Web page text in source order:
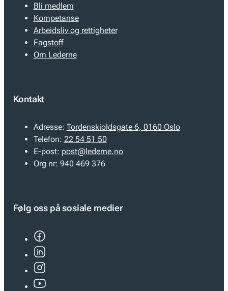
Bli medlem
Kompetanse
Arbeidsliv og rettigheter
Fagstoff
Om Lederne
Kontakt
Adresse: Tordenskioldsgate 6, 0160 Oslo
Telefon: 22 54 51 50
E-post: post@lederne.no
Org nr: 940 469 376
Følg oss på sosiale medier